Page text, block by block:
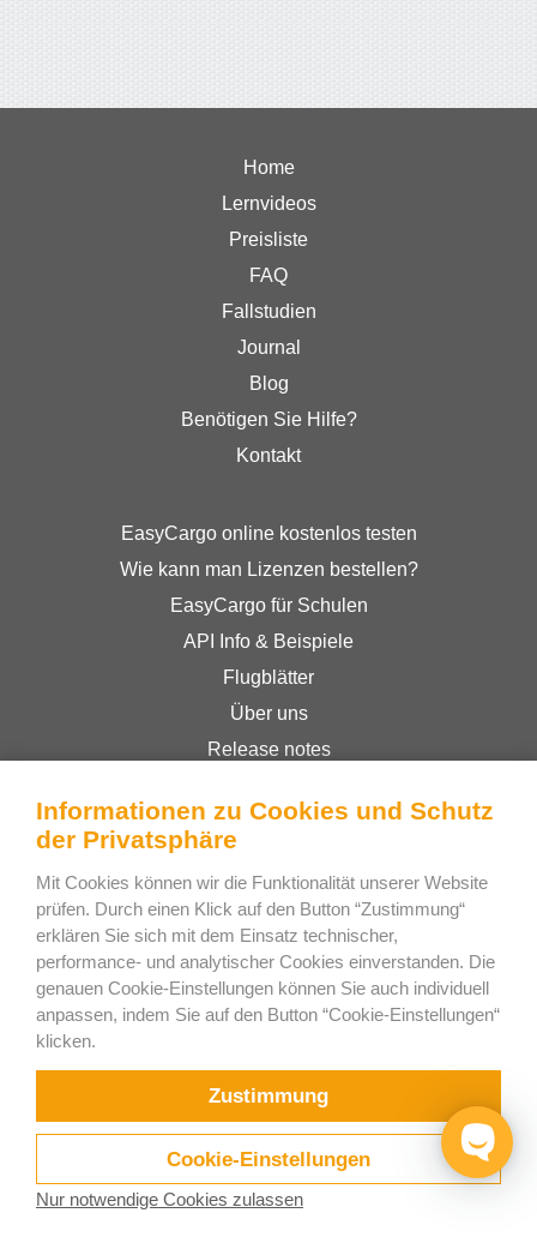
Home
Lernvideos
Preisliste
FAQ
Fallstudien
Journal
Blog
Benötigen Sie Hilfe?
Kontakt
EasyCargo online kostenlos testen
Wie kann man Lizenzen bestellen?
EasyCargo für Schulen
API Info & Beispiele
Flugblätter
Über uns
Release notes
Geschäftsbedingungen
Bee Interactive s.r.o.
U Pekarky 484/1a
180 00 Prague 8 – Liben
Informationen zu Cookies und Schutz
der Privatsphäre
Mit Cookies können wir die Funktionalität unserer Website
prüfen. Durch einen Klick auf den Button “Zustimmung“
erklären Sie sich mit dem Einsatz technischer,
performance- und analytischer Cookies einverstanden. Die
genauen Cookie-Einstellungen können Sie auch individuell
anpassen, indem Sie auf den Button “Cookie-Einstellungen“
klicken.
Zustimmung
Cookie-Einstellungen
Nur notwendige Cookies zulassen